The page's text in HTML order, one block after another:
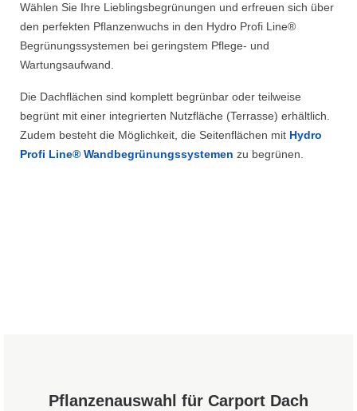
Wählen Sie Ihre Lieblingsbegrünungen und erfreuen sich über
den perfekten Pflanzenwuchs in den Hydro Profi Line®
Begrünungssystemen bei geringstem Pflege- und
Wartungsaufwand.
Die Dachflächen sind komplett begrünbar oder teilweise
begrünt mit einer integrierten Nutzfläche (Terrasse) erhältlich.
Zudem besteht die Möglichkeit, die Seitenflächen mit Hydro
Profi Line® Wandbegrünungssystemen zu begrünen.
Pflanzenauswahl für Carport Dach